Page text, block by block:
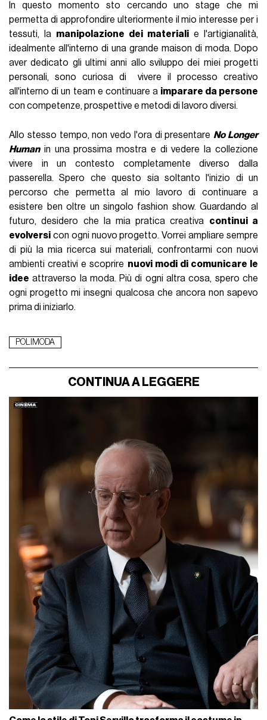
In questo momento sto cercando uno stage che mi
permetta di approfondire ulteriormente il mio interesse per i
tessuti, la manipolazione dei materiali e l'artigianalità,
idealmente all'interno di una grande maison di moda. Dopo
aver dedicato gli ultimi anni allo sviluppo dei miei progetti
personali, sono curiosa di vivere il processo creativo
all'interno di un team e continuare a imparare da persone
con competenze, prospettive e metodi di lavoro diversi.
Allo stesso tempo, non vedo l'ora di presentareNo Longer
Humanin una prossima mostra e di vedere la collezione
vivere in un contesto completamente diverso dalla
passerella. Spero che questo sia soltanto l'inizio di un
percorso che permetta al mio lavoro di continuare a
esistere ben oltre un singolo fashion show. Guardando al
futuro, desidero che la mia pratica creativa continui a
evolversi con ogni nuovo progetto. Vorrei ampliare sempre
di più la mia ricerca sui materiali, confrontarmi con nuovi
ambienti creativi e scoprire nuovi modi di comunicare le
idee attraverso la moda. Più di ogni altra cosa, spero che
ogni progetto mi insegni qualcosa che ancora non sapevo
prima di iniziarlo.
POLIMODA
CONTINUA A LEGGERE